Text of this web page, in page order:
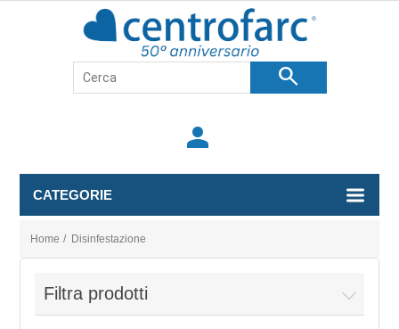
search
person
CATEGORIE
Home / Disinfestazione
Filtra prodotti